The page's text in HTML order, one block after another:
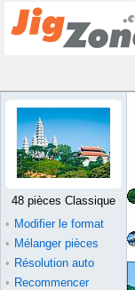
48 pièces Classique
• Modifier le format
• Mélanger pièces
• Résolution auto
• Recommencer